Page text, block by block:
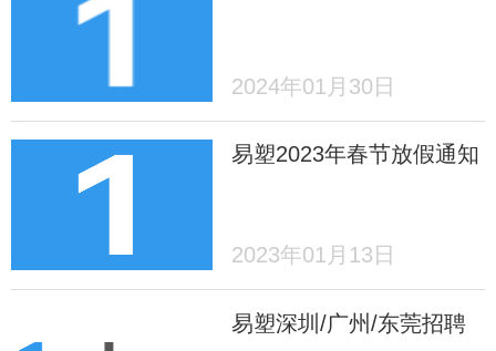
2024年01月30日
易塑2023年春节放假通知
2023年01月13日
易塑深圳/广州/东莞招聘